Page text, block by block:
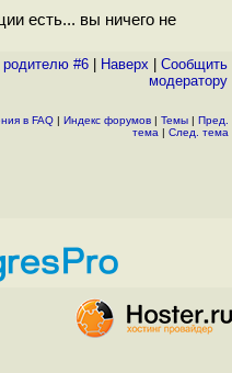
есть... вы ничего не
родителю #6 Наверх
Cообщить
модератору
в FAQ | Индекс форумов | Темы | Пред.
тема | След. тема